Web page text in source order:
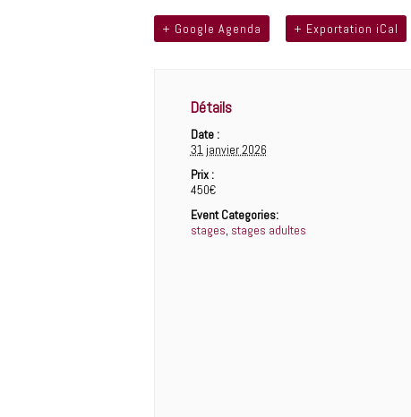
bo
ok
tt
er
ag
er
+ Google Agenda + Exportation iCal
Détails
Date :
31 janvier 2026
Prix :
450€
Event Categories:
stages, stages adultes